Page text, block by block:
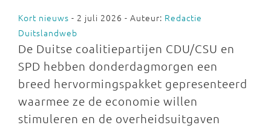
Kort nieuws - 2 juli 2026 - Auteur: Redactie
Duitslandweb
De Duitse coalitiepartijen CDU/CSU en
SPD hebben donderdagmorgen een
breed hervormingspakket gepresenteerd
waarmee ze de economie willen
stimuleren en de overheidsuitgaven